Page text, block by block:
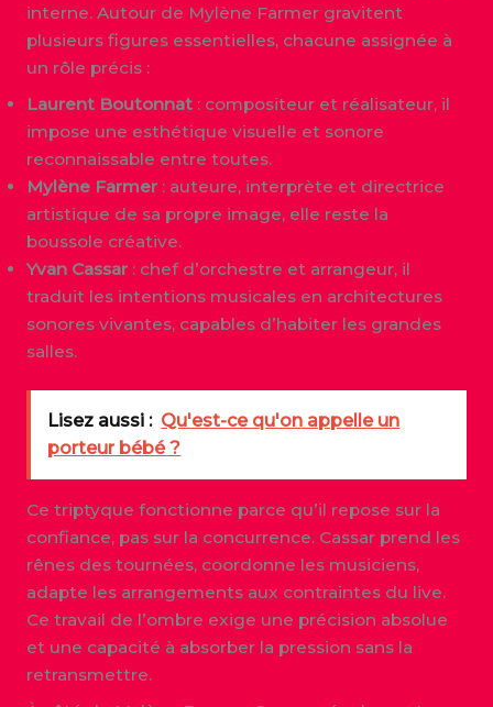
interne. Autour de Mylène Farmer gravitent
plusieurs figures essentielles, chacune assignée à
un rôle précis :
Laurent Boutonnat: compositeur et réalisateur, il
impose une esthétique visuelle et sonore
reconnaissable entre toutes.
Mylène Farmer: auteure, interprète et directrice
artistique de sa propre image, elle reste la
boussole créative.
Yvan Cassar: chef d’orchestre et arrangeur, il
traduit les intentions musicales en architectures
sonores vivantes, capables d’habiter les grandes
salles.
Lisez aussi : Qu'est-ce qu'on appelle un
porteur bébé ?
Ce triptyque fonctionne parce qu’il repose sur la
confiance, pas sur la concurrence. Cassar prend les
rênes des tournées, coordonne les musiciens,
adapte les arrangements aux contraintes du live.
Ce travail de l’ombre exige une précision absolue
et une capacité à absorber la pression sans la
retransmettre.